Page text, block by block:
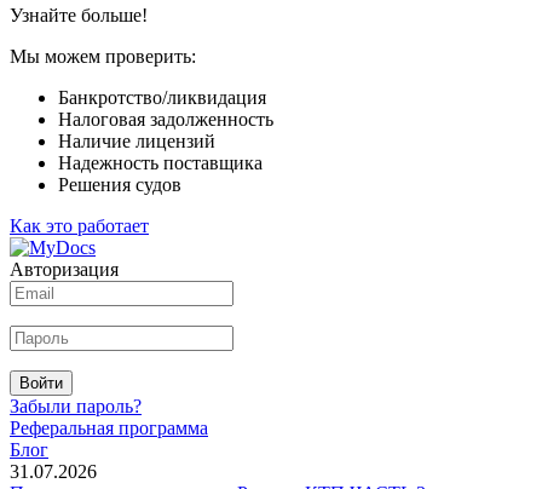
Узнайте больше!
Мы можем проверить:
Банкротство/ликвидация
Налоговая задолженность
Наличие лицензий
Надежность поставщика
Решения судов
Как это работает
Авторизация
Войти
Забыли пароль?
Реферальная программа
Блог
31.07.2026